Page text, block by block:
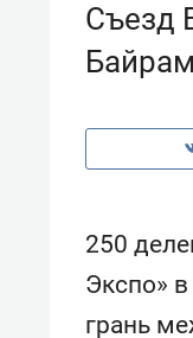
Съезд
250
Экспо»
грань
Как ГК